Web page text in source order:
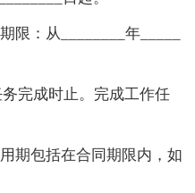
限：从________年_____
务完成时止。完成工作任
期包括在合同期限内，如